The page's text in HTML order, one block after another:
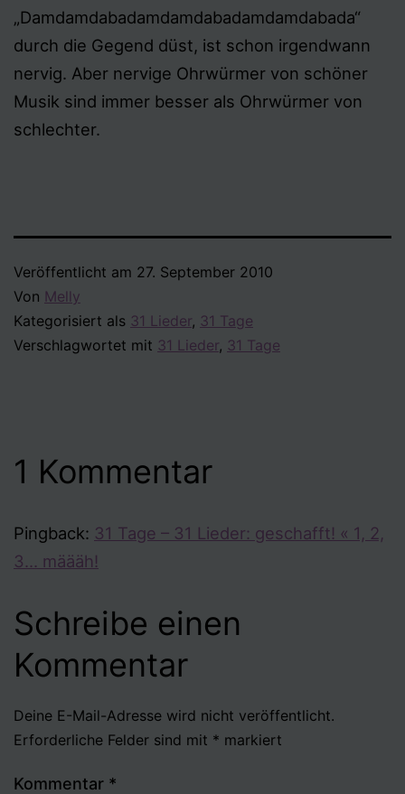
„Damdamdabadamdamdabadamdamdabada“
durch die Gegend düst, ist schon irgendwann
nervig. Aber nervige Ohrwürmer von schöner
Musik sind immer besser als Ohrwürmer von
schlechter.
Veröffentlicht am 27. September 2010
Von Melly
Kategorisiert als 31 Lieder, 31 Tage
Verschlagwortet mit 31 Lieder, 31 Tage
1 Kommentar
Pingback: 31 Tage – 31 Lieder: geschafft! « 1, 2,
3… määäh!
Schreibe einen
Kommentar
Deine E-Mail-Adresse wird nicht veröffentlicht.
Erforderliche Felder sind mit * markiert
Kommentar *